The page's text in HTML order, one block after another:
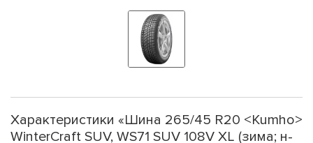
Характеристики «Шина 265/45 R20 <Kumho>
WinterCraft SUV, WS71 SUV 108V XL (зима; н-